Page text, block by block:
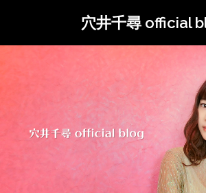
テ
穴井千尋 official